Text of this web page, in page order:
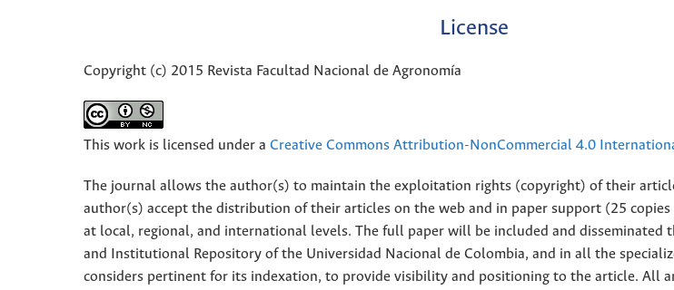
License
Copyright (c) 2015 Revista Facultad Nacional de Agronomía
This work is licensed under a Creative Commons Attribution-NonCommercial 4.0
The journal allows the author(s) to maintain the exploitation rights (copyright) of their
author(s) accept the distribution of their articles on the web and in paper support (25 copies
at local, regional, and international levels. The full paper will be included and disseminated
and Institutional Repository of the Universidad Nacional de Colombia, and in all the
considers pertinent for its indexation, to provide visibility and positioning to the article. All